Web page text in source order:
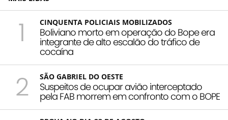
1 CINQUENTA POLICIAIS MOBILIZADOS
Boliviano morto em operação do Bope era
integrante de alto escalão do tráfico de
cocaína
2 SÃO GABRIEL DO OESTE
Suspeitos de ocupar avião interceptado
pela FAB morrem em confronto com o BOPE